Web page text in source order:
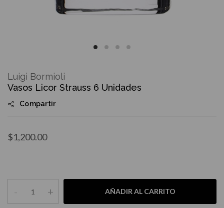
the
beginning
the
images
Vasos Licor Strauss 6 Unidades
Compartir
$1,200.00
- + AÑADIR AL CARRITO
Luigi Bormioli